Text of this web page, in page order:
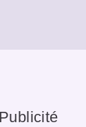
Publicité